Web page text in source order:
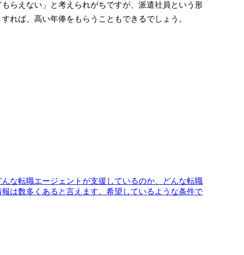
らえない」と考えられがちですが、派遣社員という形
れば、高い年俸をもらうこともできるでしょう。
な転職エージェントが支援しているのか、どんな転職
は数多くあると言えます。希望しているような条件で